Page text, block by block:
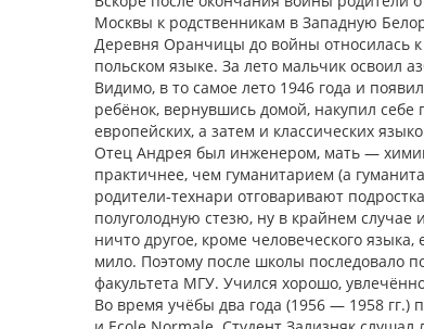
Москвы к родственникам в Западную
Деревня Оранчицы до войны относилась
польском языке. За лето мальчик освоил
Видимо, в то самое лето 1946 года и
ребёнок, вернувшись домой, накупил
европейских, а затем и классических
Отец Андрея был инженером, мать —
практичнее, чем гуманитарием (а
родители-технари отговаривают
полуголодную стезю, ну в крайнем
ничто другое, кроме человеческого
мило. Поэтому после школы последовало
факультета МГУ. Учился хорошо,
Во время учёбы два года (1956 — 1958 гг.)